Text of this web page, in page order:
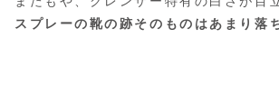
スプレーの靴の跡そのものはあまり落